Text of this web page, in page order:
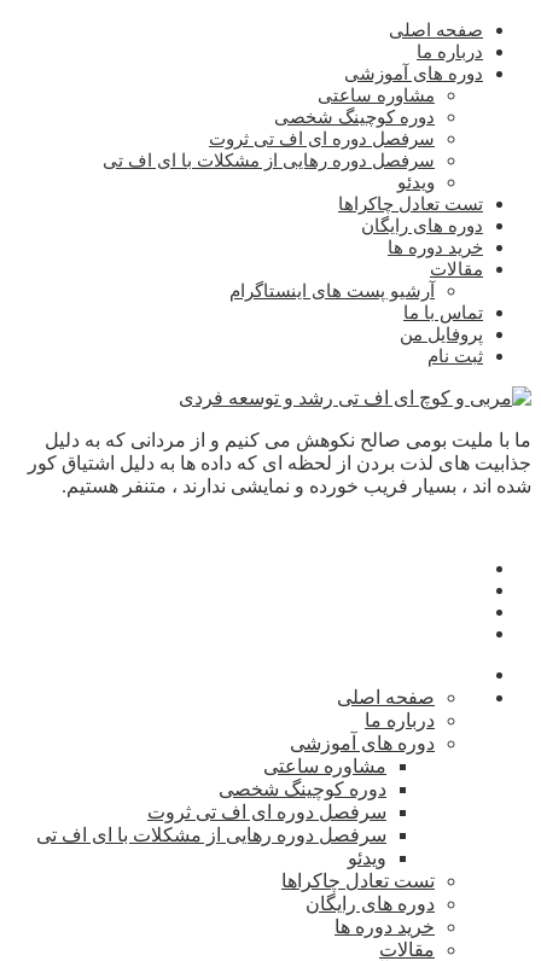
صفحه اصلی
درباره ما
دوره های آموزشی
مشاوره ساعتی
دوره کوچینگ شخصی
سرفصل دوره ای اف تی ثروت
سرفصل دوره رهایی از مشکلات با ای اف تی
ویدئو
تست تعادل چاکراها
دوره های رایگان
خرید دوره ها
مقالات
آرشیو پست های اینستاگرام
تماس با ما
پروفایل من
ثبت نام
ما با ملیت بومی صالح نکوهش می کنیم و از مردانی که به دلیل
جذابیت های لذت بردن از لحظه ای که داده ها به دلیل اشتیاق کور
شده اند ، بسیار فریب خورده و نمایشی ندارند ، متنفر هستیم.
صفحه اصلی
درباره ما
دوره های آموزشی
مشاوره ساعتی
دوره کوچینگ شخصی
سرفصل دوره ای اف تی ثروت
سرفصل دوره رهایی از مشکلات با ای اف تی
ویدئو
تست تعادل چاکراها
دوره های رایگان
خرید دوره ها
مقالات